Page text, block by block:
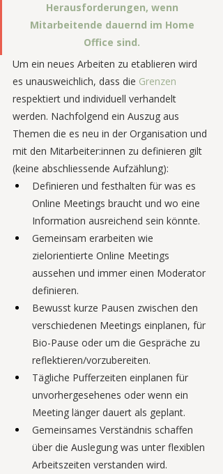
Herausforderungen, wenn
Mitarbeitende dauernd im Home
Office sind.
Um ein neues Arbeiten zu etablieren wird
es unausweichlich, dass die Grenzen
respektiert und individuell verhandelt
werden. Nachfolgend ein Auszug aus
Themen die es neu in der Organisation und
mit den Mitarbeiter:innen zu definieren gilt
(keine abschliessende Aufzählung):
Definieren und festhalten für was es
Online Meetings braucht und wo eine
Information ausreichend sein könnte.
Gemeinsam erarbeiten wie
zielorientierte Online Meetings
aussehen und immer einen Moderator
definieren.
Bewusst kurze Pausen zwischen den
verschiedenen Meetings einplanen, für
Bio-Pause oder um die Gespräche zu
reflektieren/vorzubereiten.
Tägliche Pufferzeiten einplanen für
unvorhergesehenes oder wenn ein
Meeting länger dauert als geplant.
Gemeinsames Verständnis schaffen
über die Auslegung was unter flexiblen
Arbeitszeiten verstanden wird.